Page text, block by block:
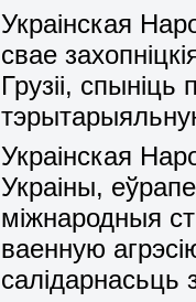
Украінская
свае
Грузіі,
Украінская
Украіны,
міжнародныя
ваенную
салідарнасьць